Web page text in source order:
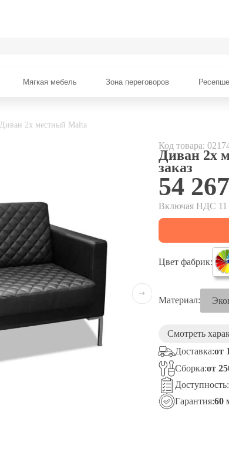
Мягкая мебель Зона переговоров
Диван 2х местный Malta
Код товара:
Диван 2х
заказ
54
Включая НДС 11
Цвет фабрик:
Материал:
Смотреть
Доставка:от
Сборка:от
Доступность:
Гарантия:60